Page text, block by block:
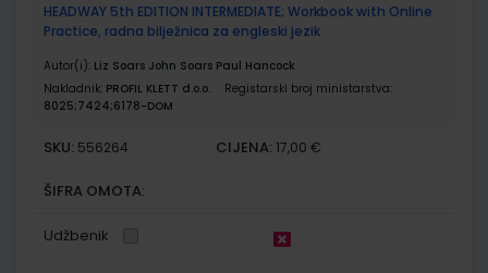
HEADWAY 5th EDITION INTERMEDIATE; Workbook with Online
Practice, radna bilježnica za engleski jezik
Autor(i): Liz Soars John Soars Paul Hancock
Nakladnik: PROFIL KLETT d.o.o.
Registarski broj ministarstva:
8025;7424;6178-DOM
SKU: 556264 CIJENA: 17,00 €
ŠIFRA OMOTA:
Udžbenik